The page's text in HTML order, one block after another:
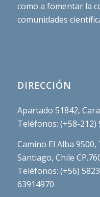
como a fomentar la
comunidades
DIRECCIÓN
Apartado 51842,
Teléfonos: (+58-212)
Camino El Alba 9500,
Santiago, Chile
Teléfonos: (+56)
63914970